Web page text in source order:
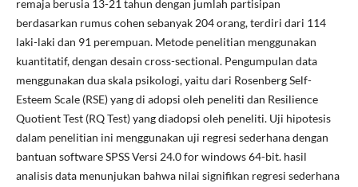
remaja berusia 13-21 tahun dengan jumlah partisipan
berdasarkan rumus cohen sebanyak 204 orang, terdiri dari 114
laki-laki dan 91 perempuan. Metode penelitian menggunakan
kuantitatif, dengan desain cross-sectional. Pengumpulan data
menggunakan dua skala psikologi, yaitu dari Rosenberg Self-
Esteem Scale (RSE) yang di adopsi oleh peneliti dan Resilience
Quotient Test (RQ Test) yang diadopsi oleh peneliti. Uji hipotesis
dalam penelitian ini menggunakan uji regresi sederhana dengan
bantuan software SPSS Versi 24.0 for windows 64-bit. hasil
analisis data menunjukan bahwa nilai signifikan regresi sederhana